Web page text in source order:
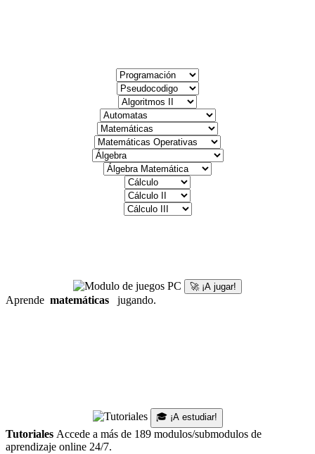
🚀 ¡A jugar!
Aprende matemáticas jugando.
🎓 ¡A estudiar!
Tutoriales Accede a más de 189 modulos/submodulos de
aprendizaje online 24/7.